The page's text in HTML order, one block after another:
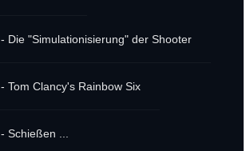
- Die "Simulationisierung" der Shooter
- Tom Clancy's Rainbow Six
- Schießen ...